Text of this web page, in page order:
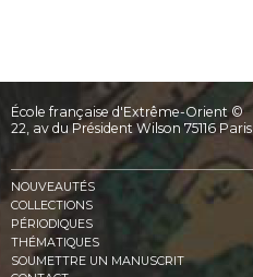
École française d'Extrême-Orient ©
22, av du Président Wilson 75116 Paris
NOUVEAUTÉS
COLLECTIONS
PÉRIODIQUES
THÉMATIQUES
SOUMETTRE UN MANUSCRIT